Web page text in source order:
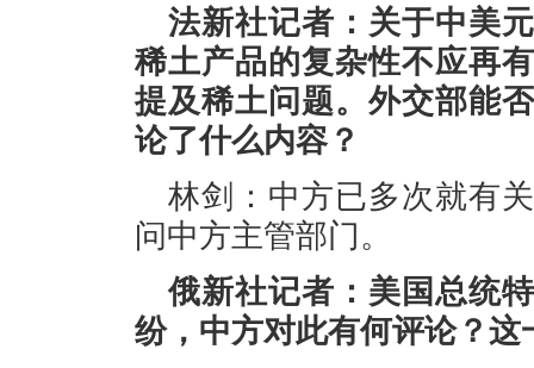
法新社记者：关于中美
稀土产品的复杂性不应再
提及稀土问题。外交部能
论了什么内容？
林剑：中方已多次就有
问中方主管部门。
俄新社记者：美国总统
纷，中方对此有何评论？